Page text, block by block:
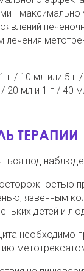
- максимально
лечения
/ 10 мл или 5 г
20 мл и 1 г / 40
ТЕРАПИИ
под
язвенным
детей и
необходимо